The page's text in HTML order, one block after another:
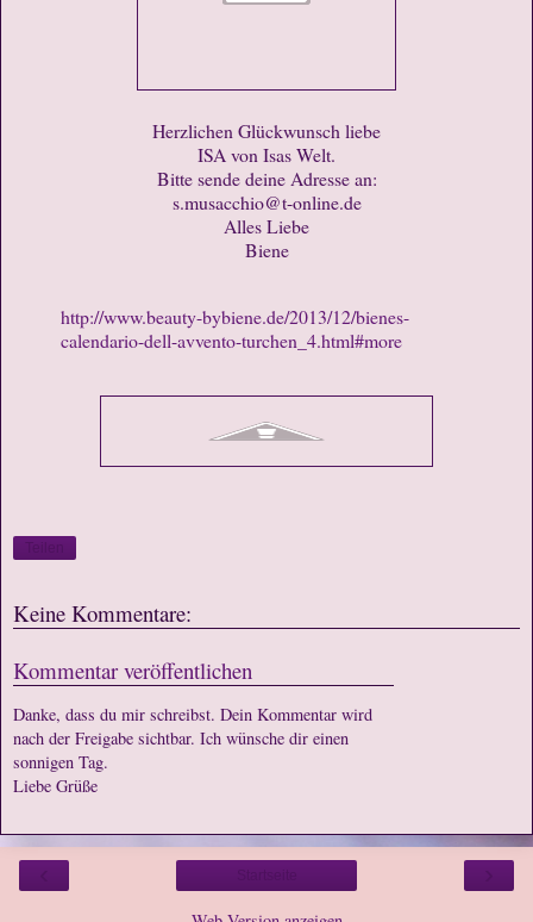
Herzlichen Glückwunsch liebe
ISA von Isas Welt.
Bitte sende deine Adresse an:
s.musacchio@t-online.de
Alles Liebe
Biene
http://www.beauty-bybiene.de/2013/12/bienes-
calendario-dell-avvento-turchen_4.html#more
Keine Kommentare:
Kommentar veröffentlichen
Danke, dass du mir schreibst. Dein Kommentar wird
nach der Freigabe sichtbar. Ich wünsche dir einen
sonnigen Tag.
Liebe Grüße
‹ ›